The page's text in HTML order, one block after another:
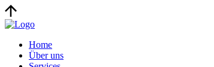
Home
Über uns